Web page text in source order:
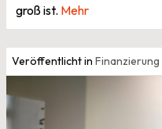
groß ist. Mehr
Veröffentlicht in Finanzierung